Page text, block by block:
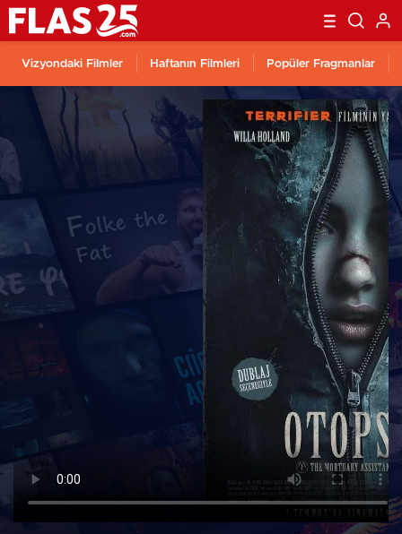
Vizyondaki Filmler Haftanın Filmleri Popüler Fragmanlar